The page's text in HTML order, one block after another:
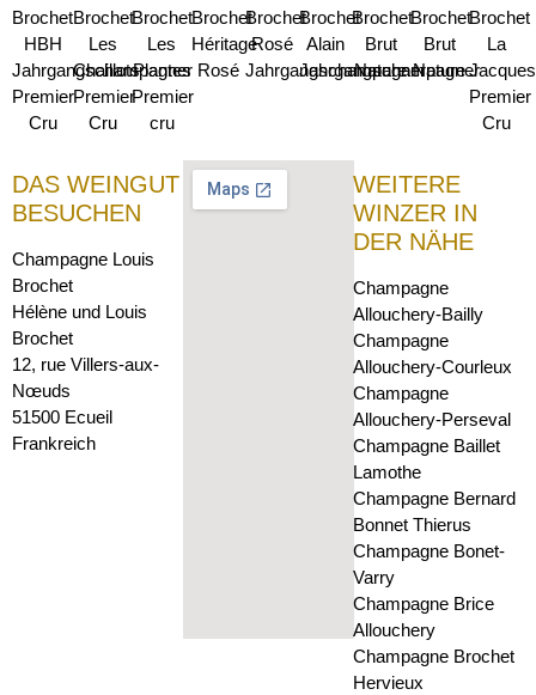
DAS WEINGUT
BESUCHEN
Champagne Louis
Brochet
Hélène und Louis
Brochet
12, rue Villers-aux-
Nœuds
51500 Ecueil
Frankreich
WEITERE
WINZER IN
DER NÄHE
Champagne
Allouchery-Bailly
Champagne
Allouchery-Courleux
Champagne
Allouchery-Perseval
Champagne Baillet
Lamothe
Champagne Bernard
Bonnet Thierus
Champagne Bonet-
Varry
Champagne Brice
Allouchery
Champagne Brochet
Hervieux